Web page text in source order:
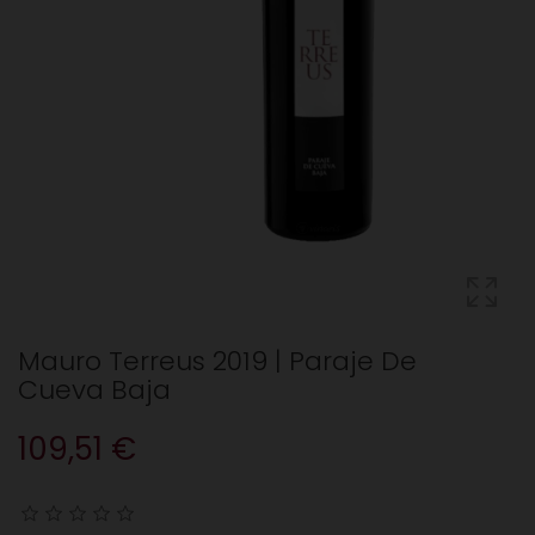
Mauro Terreus 2019 | Paraje De
Cueva Baja
109,51 €